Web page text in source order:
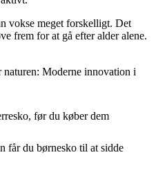
vokse meget forskelligt. Det
frem for at gå efter alder alene.
naturen: Moderne innovation i
før du køber dem
får du børnesko til at sidde